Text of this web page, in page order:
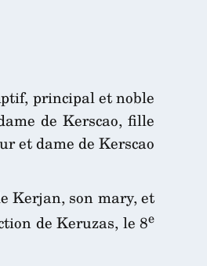
principal et noble
de Kerscao, fille
et dame de Kerscao
Kerjan, son mary, et
de Keruzas, le 8e